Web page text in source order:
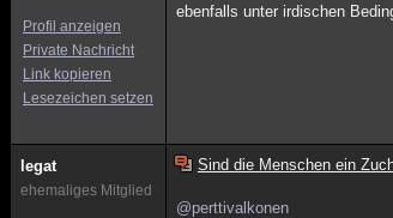
Profil anzeigen
Private Nachricht
Link kopieren
Lesezeichen setzen
ebenfalls unter irdischen
legat
ehemaliges Mitglied
Sind die Menschen ein
@perttivalkonen